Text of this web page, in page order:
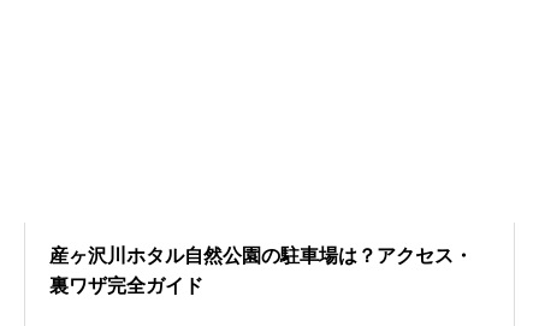
産ヶ沢川ホタル自然公園の駐車場は？アクセス・
裏ワザ完全ガイド